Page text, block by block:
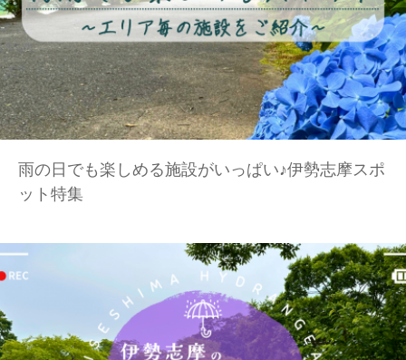
雨の日でも楽しめる施設がいっぱい♪伊勢志摩スポ
ット特集